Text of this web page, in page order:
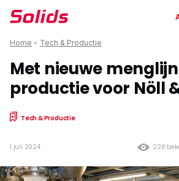
Home • Tech & Productie
Met nieuwe
productie voor Nöll
Tech & Productie
228
1 juli 2024